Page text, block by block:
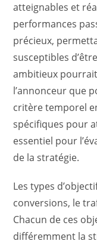
atteignables et
performances
précieux,
susceptibles
ambitieux
l’annonceur que
critère temporel
spécifiques pour
essentiel pour
de la stratégie.
Les types
conversions, le
Chacun de ces
différemment la